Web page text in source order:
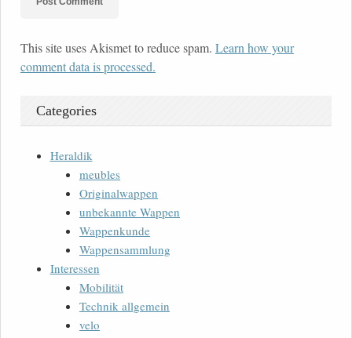
This site uses Akismet to reduce spam. Learn how your
comment data is processed.
Categories
Heraldik
meubles
Originalwappen
unbekannte Wappen
Wappenkunde
Wappensammlung
Interessen
Mobilität
Technik allgemein
velo